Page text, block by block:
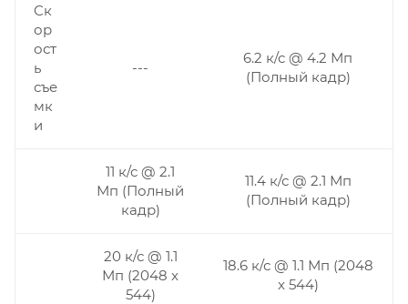
Ск
ор
ост
ь
съе
мк
и
---
6.2 к/с @ 4.2 Мп
(Полный кадр)
11 к/с @ 2.1
Мп (Полный
кадр)
11.4 к/с @ 2.1 Мп
(Полный кадр)
20 к/с @ 1.1
Мп (2048 x
544)
18.6 к/с @ 1.1 Мп (2048
x 544)